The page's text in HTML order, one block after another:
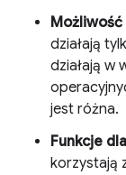
działają
działają w
jest różna.
Funkcje
korzystają